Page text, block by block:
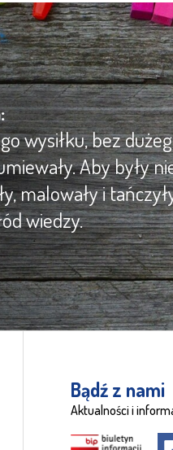
wysiłku, bez
Aby były
malowały i
wiedzy.
Bądź z nami
Aktualności i